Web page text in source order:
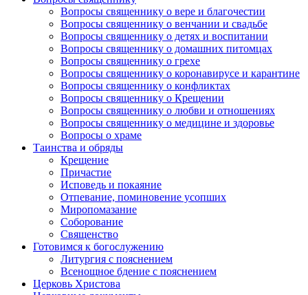
Вопросы священнику о вере и благочестии
Вопросы священнику о венчании и свадьбе
Вопросы священнику о детях и воспитании
Вопросы священнику о домашних питомцах
Вопросы священнику о грехе
Вопросы священнику о коронавирусе и карантине
Вопросы священнику о конфликтах
Вопросы священнику о Крещении
Вопросы священнику о любви и отношениях
Вопросы священнику о медицине и здоровье
Вопросы о храме
Таинства и обряды
Крещение
Причастие
Исповедь и покаяние
Отпевание, поминовение усопших
Миропомазание
Соборование
Священство
Готовимся к богослужению
Литургия с пояснением
Всенощное бдение с пояснением
Церковь Христова